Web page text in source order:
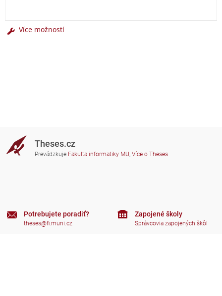
Více možností
Theses.cz
Prevádzkuje Fakulta informatiky MU, Více o Theses
Potrebujete poradiť?
theses@fi.muni.cz
Zapojené školy
Správcovia zapojených škôl